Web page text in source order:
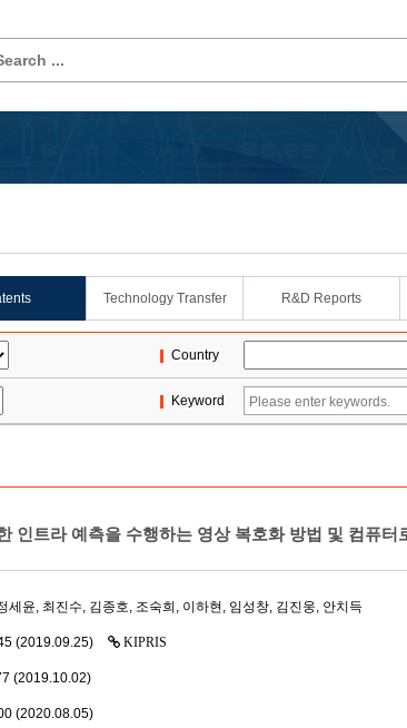
Technology Transfer R&D Reports
Country
Keyword
인트라 예측을 수행하는 영상 복호화 방법 및 컴퓨터
세윤, 최진수, 김종호, 조숙희 , 이하현 , 임성창, 김진웅, 안치득
(2019.09.25) KIPRIS
(2019.10.02)
(2020.08.05)